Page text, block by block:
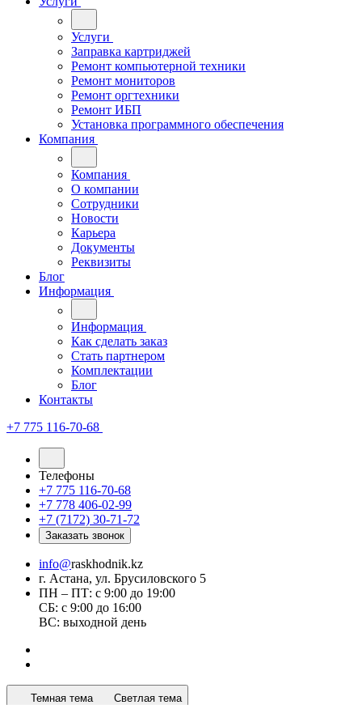
Услуги
Заправка картриджей
Ремонт компьютерной техники
Ремонт мониторов
Ремонт оргтехники
Ремонт ИБП
Установка программного обеспечения
Компания
Компания
О компании
Сотрудники
Новости
Карьера
Документы
Реквизиты
Блог
Информация
Информация
Как сделать заказ
Стать партнером
Комплектации
Блог
Контакты
+7 775 116-70-68
Телефоны
+7 775 116-70-68
+7 778 406-02-99
+7 (7172) 30-71-72
Заказать звонок
info@raskhodnik.kz
г. Астана, ул. Брусиловского 5
ПН – ПТ: с 9:00 до 19:00
СБ: с 9:00 до 16:00
ВС: выходной день
Темная тема Светлая тема